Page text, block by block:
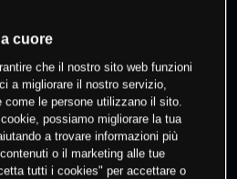
posizioni
trading
cuore
che il nostro sito web funzioni
a migliorare il nostro servizio,
le persone utilizzano il sito.
possiamo migliorare la tua
a trovare informazioni più
o il marketing alle tue
tutti i cookies" per accettare o